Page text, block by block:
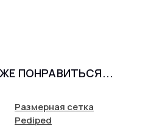
ПОНРАВИТЬСЯ...
Размерная сетка
Pediped